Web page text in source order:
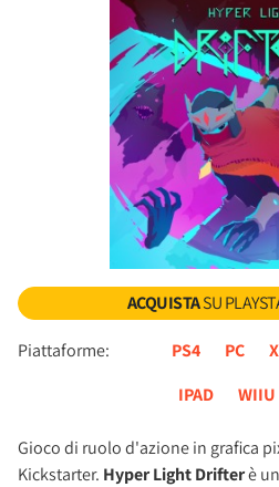
ACQUISTASU
Piattaforme: PS4 PC
IPAD
WIIU
Gioco di ruolo d'azione in grafica
Kickstarter. Hyper Light Drifterè